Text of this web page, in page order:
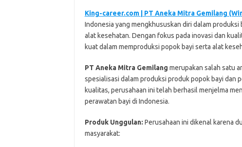
King-career.com | PT Aneka Mitra Gemilang
Indonesia yang mengkhususkan diri dalam
alat kesehatan. Dengan fokus pada inovasi dan
kuat dalam memproduksi popok bayi serta alat
PT Aneka Mitra Gemilang merupakan salah satu
spesialisasi dalam produksi produk popok bayi dan
kualitas, perusahaan ini telah berhasil menjelma
perawatan bayi di Indonesia.
Produk Unggulan: Perusahaan ini dikenal karena
masyarakat: